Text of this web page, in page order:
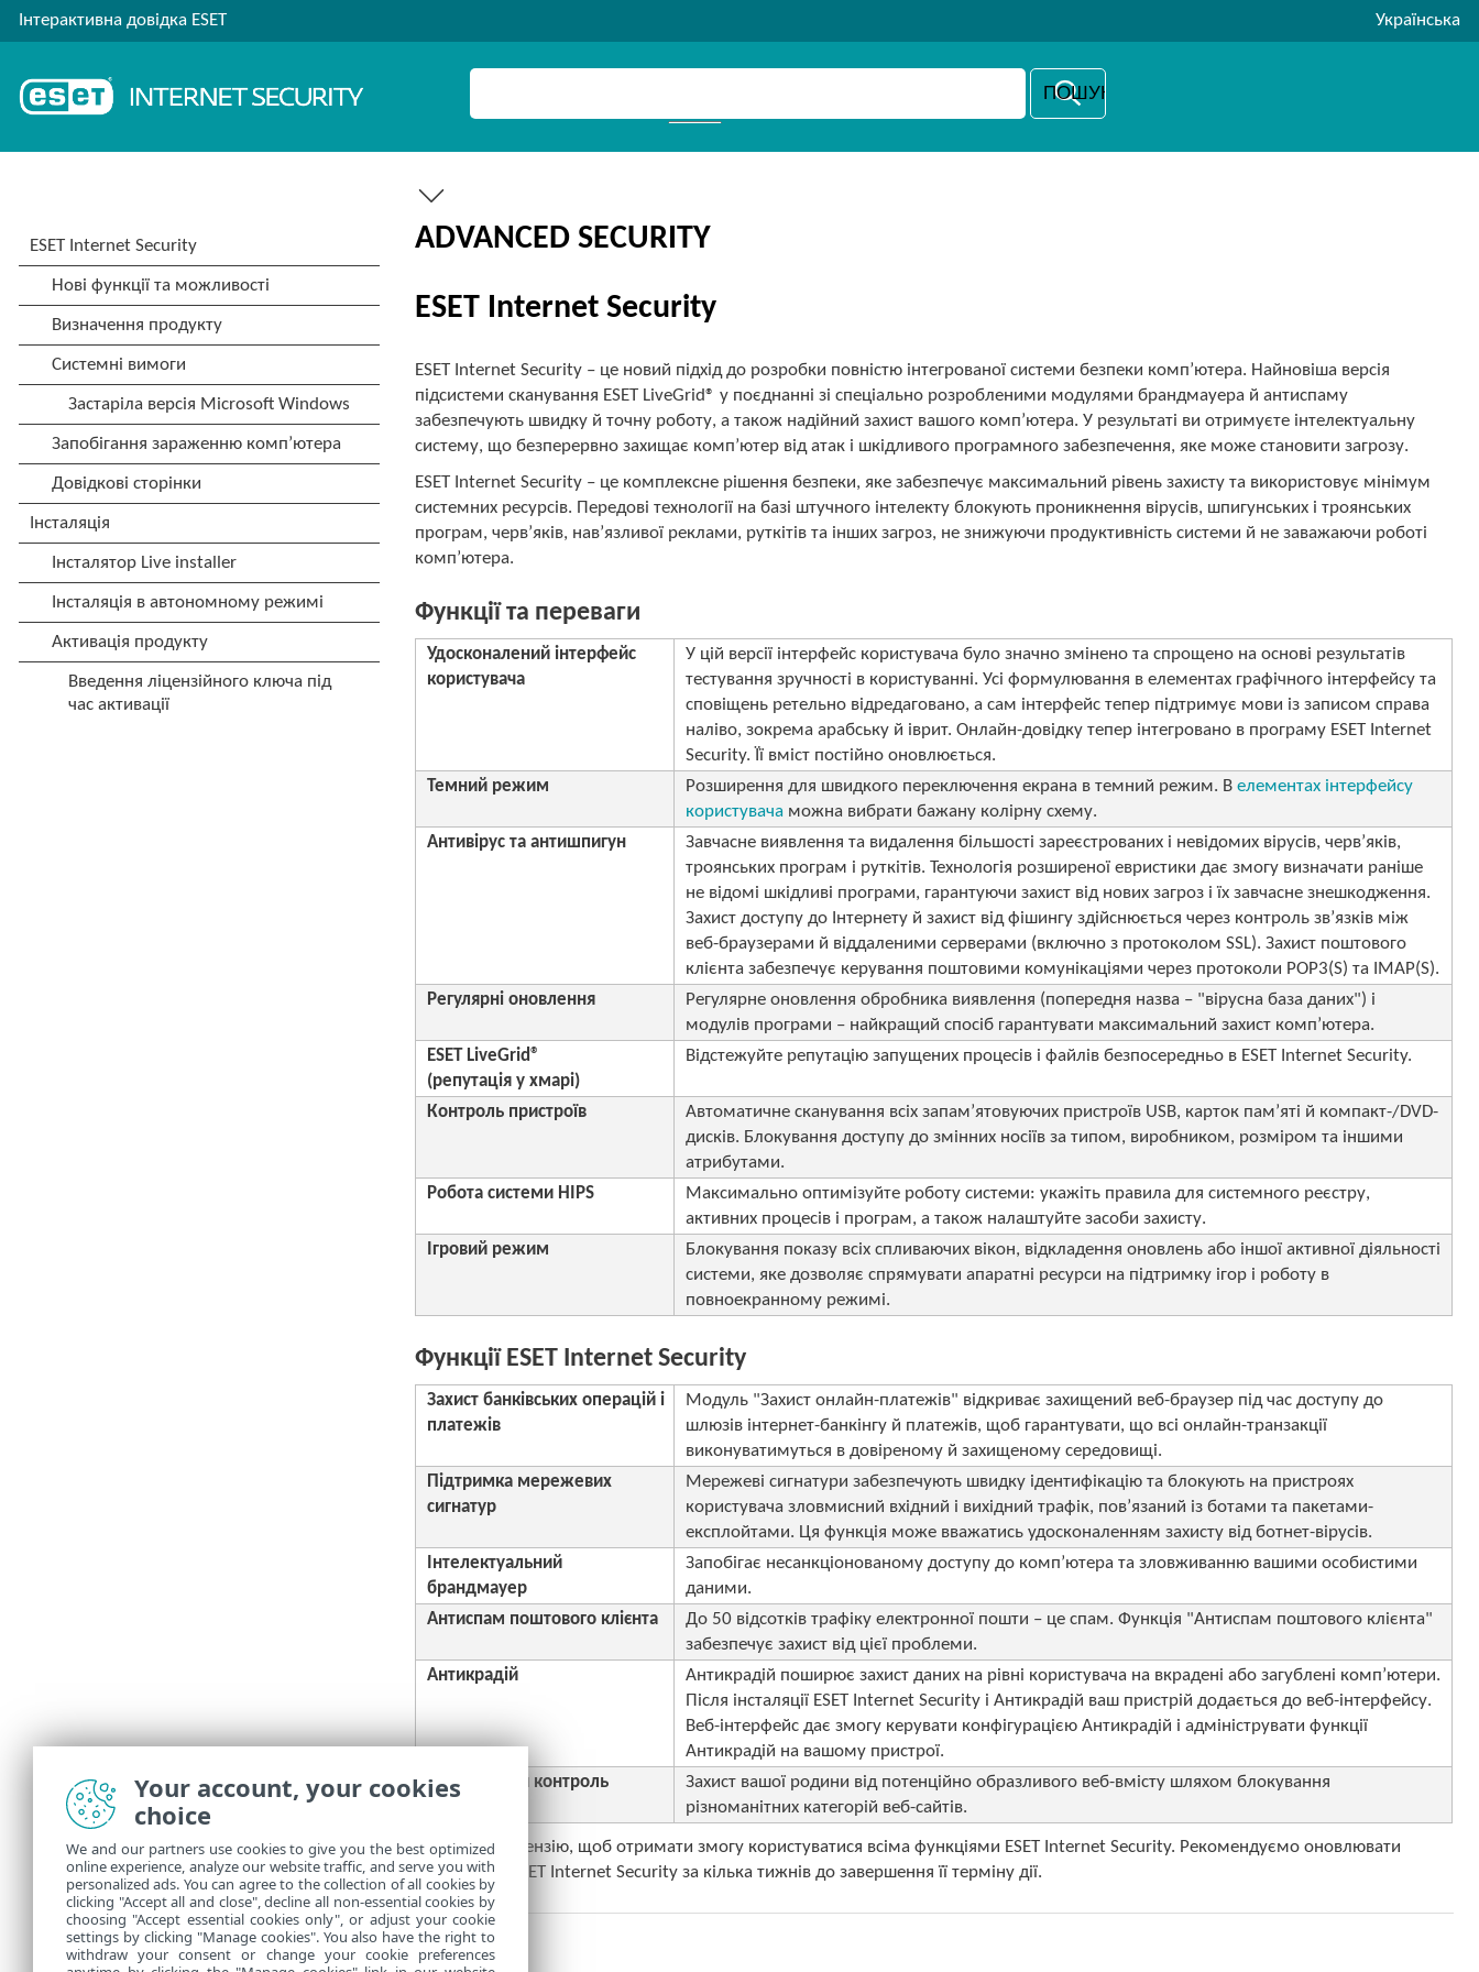
Інтерактивна довідка ESET Українська
ADVANCED SECURITY
ESET Internet Security
ESET Internet Security – це новий підхід до розробки повністю інтегрованої системи безпеки комп’ютера. Найновіша версія
підсистеми сканування ESET LiveGrid® у поєднанні зі спеціально розробленими модулями брандмауера й антиспаму
забезпечують швидку й точну роботу, а також надійний захист вашого комп’ютера. У результаті ви отримуєте інтелектуальну
систему, що безперервно захищає комп’ютер від атак і шкідливого програмного забезпечення, яке може становити загрозу.
ESET Internet Security – це комплексне рішення безпеки, яке забезпечує максимальний рівень захисту та використовує мінімум
системних ресурсів. Передові технології на базі штучного інтелекту блокують проникнення вірусів, шпигунських і троянських
програм, черв’яків, нав’язливої реклами, руткітів та інших загроз, не знижуючи продуктивність системи й не заважаючи роботі
комп’ютера.
Функції та переваги
Удосконалений інтерфейс
користувача
У цій версії інтерфейс користувача було значно змінено та спрощено на основі результатів
тестування зручності в користуванні. Усі формулювання в елементах графічного інтерфейсу та
сповіщень ретельно відредаговано, а сам інтерфейс тепер підтримує мови із записом справа
наліво, зокрема арабську й іврит. Oнлайн-довідку тепер інтегровано в програму ESET Internet
Security. Її вміст постійно оновлюється.
Темний режим
Розширення для швидкого переключення екрана в темний режим. Велементах інтерфейсу
користувача можна вибрати бажану колірну схему.
Антивірус та антишпигун
Завчасне виявлення та видалення більшості зареєстрованих і невідомих вірусів, черв’яків,
троянських програм і руткітів. Технологія розширеної евристики дає змогу визначати раніше
не відомі шкідливі програми, гарантуючи захист від нових загроз і їх завчасне знешкодження.
Захист доступу до Інтернету й захист від фішингу здійснюється через контроль зв’язків між
веб-браузерами й віддаленими серверами (включно з протоколом SSL). Захист поштового
клієнта забезпечує керування поштовими комунікаціями через протоколи POP3(S) та IMAP(S).
Регулярні оновлення
Регулярне оновлення обробника виявлення (попередня назва – "вірусна база даних") і
модулів програми – найкращий спосіб гарантувати максимальний захист комп’ютера.
ESET LiveGrid®
(репутація у хмарі)
Відстежуйте репутацію запущених процесів і файлів безпосередньо в ESET Internet Security.
Контроль пристроїв
Автоматичне сканування всіх запам’ятовуючих пристроїв USB, карток пам’яті й компакт-/DVD-
дисків. Блокування доступу до змінних носіїв за типом, виробником, розміром та іншими
атрибутами.
Робота системи HIPS
Максимально оптимізуйте роботу системи: укажіть правила для системного реєстру,
активних процесів і програм, а також налаштуйте засоби захисту.
Ігровий режим
Блокування показу всіх спливаючих вікон, відкладення оновлень або іншої активної діяльності
системи, яке дозволяє спрямувати апаратні ресурси на підтримку ігор і роботу в
повноекранному режимі.
Функції ESET Internet Security
Захист банківських операцій і
платежів
Модуль "Захист онлайн-платежiв" відкриває захищений веб-браузер під час доступу до
шлюзів інтернет-банкінгу й платежів, щоб гарантувати, що всі онлайн-транзакції
виконуватимуться в довіреному й захищеному середовищі.
Підтримка мережевих
сигнатур
Мережеві сигнатури забезпечують швидку ідентифікацію та блокують на пристроях
користувача зловмисний вхідний і вихідний трафік, пов’язаний із ботами та пакетами-
експлойтами. Ця функція може вважатись удосконаленням захисту від ботнет-вірусів.
Інтелектуальний
брандмауер
Запобігає несанкціонованому доступу до комп’ютера та зловживанню вашими особистими
даними.
Антиспам поштового клієнта
До 50 відсотків трафіку електронної пошти – це спам. Функція "Антиспам поштового клієнта"
забезпечує захист від цієї проблеми.
Антикрадій
Антикрадій поширює захист даних на рівні користувача на вкрадені або загублені комп’ютери.
Після інсталяції ESET Internet Security і Антикрадій ваш пристрій додається до веб-інтерфейсу.
Веб-інтерфейс дає змогу керувати конфігурацією Антикрадій і адмініструвати функції
Антикрадій на вашому пристрої.
Батьківський контроль
Захист вашої родини від потенційно образливого веб-вмісту шляхом блокування
різноманітних категорій веб-сайтів.
Активуйте ліцензію, щоб отримати змогу користуватися всіма функціями ESET Internet Security. Рекомендуємо оновлювати
ліцензію на ESET Internet Security за кілька тижнів до завершення її терміну дії.
Your account, your cookies
choice
We and our partners use cookies to give you the best optimized
online experience, analyze our website traffic, and serve you with
personalized ads. You can agree to the collection of all cookies by
clicking "Accept all and close", decline all non-essential cookies by
choosing "Accept essential cookies only", or adjust your cookie
settings by clicking "Manage cookies". You also have the right to
withdraw your consent or change your cookie preferences